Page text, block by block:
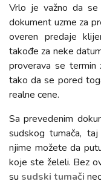
Vrlo je važno da
dokument uzme za
overen predaje
takođe za neke
proverava se
tako da se pored
realne cene.
Sa prevedenim
sudskog tumača,
njime možete da
koje ste želeli. Bez
su sudski tumači